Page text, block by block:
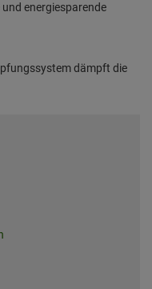
energiesparende
dämpft die